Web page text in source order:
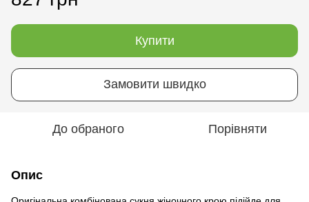
Купити
Замовити швидко
До обраного Порівняти
Опис